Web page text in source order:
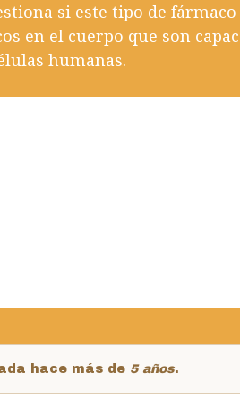
si este tipo de fármaco
en el cuerpo que son
humanas.
hace más de 5 años.